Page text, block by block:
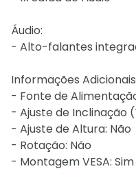
Áudio:
- Alto-falantes
Informações
- Fonte de
- Ajuste de Inclinação
- Ajuste de Altura: Não
- Rotação: Não
- Montagem VESA: